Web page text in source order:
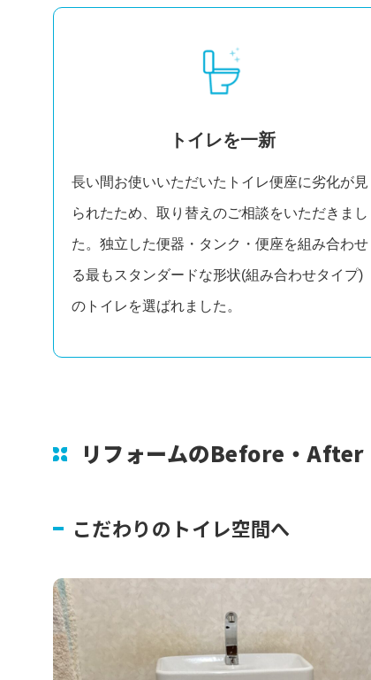
トイレを一新
長い間お使いいただいたトイレ便座に劣化が見
られたため、取り替えのご相談をいただきまし
た。独立した便器・タンク・便座を組み合わせ
る最もスタンダードな形状(組み合わせタイプ)
のトイレを選ばれました。
リフォームのBefore・After
こだわりのトイレ空間へ